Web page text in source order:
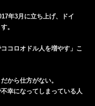
年3月に立ち上げ、ドイ
。
コロオドル人を増やす」こ
から仕方がない。
幸になってしまっている人